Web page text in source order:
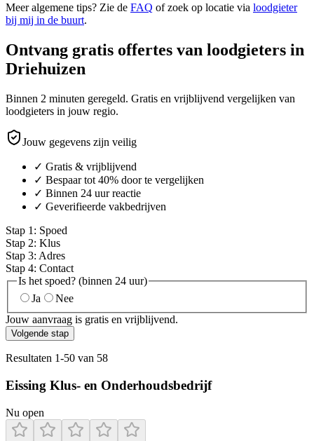
Meer algemene tips? Zie de FAQ of zoek op locatie via loodgieter
bij mij in de buurt.
Ontvang gratis offertes van loodgieters in
Driehuizen
Binnen 2 minuten geregeld. Gratis en vrijblijvend vergelijken van
loodgieters in jouw regio.
Jouw gegevens zijn veilig
✓ Gratis & vrijblijvend
✓ Bespaar tot 40% door te vergelijken
✓ Binnen 24 uur reactie
✓ Geverifieerde vakbedrijven
Stap 1 : Spoed
Stap 2: Klus
Stap 3: Adres
Stap 4: Contact
Is het spoed? (binnen 24 uur)
Ja
Nee
Jouw aanvraag is gratis en vrijblijvend.
Volgende stap
Resultaten 1-50 van 58
Eissing Klus- en Onderhoudsbedrijf
Nu open